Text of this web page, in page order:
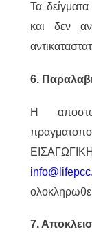
Τα
και δεν
6.
Η
7.